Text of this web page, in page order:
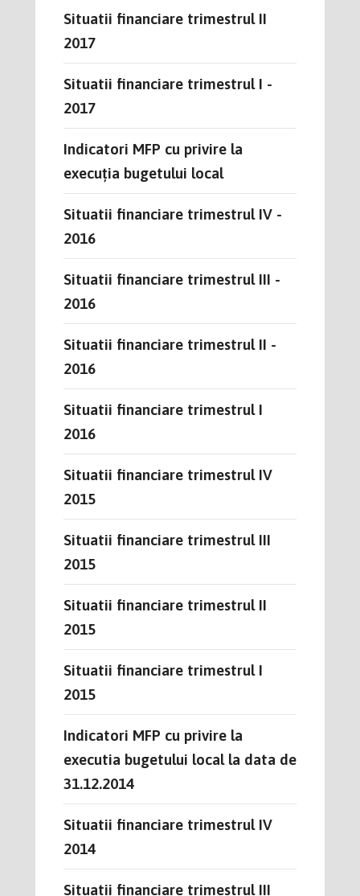
Situatii financiare trimestrul II
2017
Situatii financiare trimestrul I -
2017
Indicatori MFP cu privire la
execuția bugetului local
Situatii financiare trimestrul IV -
2016
Situatii financiare trimestrul III -
2016
Situatii financiare trimestrul II -
2016
Situatii financiare trimestrul I
2016
Situatii financiare trimestrul IV
2015
Situatii financiare trimestrul III
2015
Situatii financiare trimestrul II
2015
Situatii financiare trimestrul I
2015
Indicatori MFP cu privire la
executia bugetului local la data de
31.12.2014
Situatii financiare trimestrul IV
2014
Situatii financiare trimestrul III